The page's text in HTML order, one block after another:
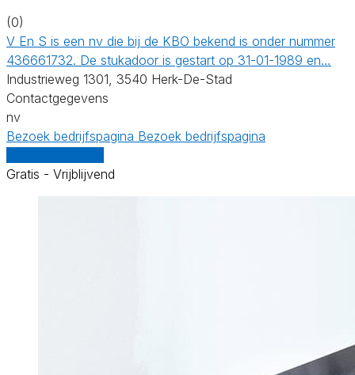
(0)
V En S is een nv die bij de KBO bekend is onder nummer
436661732. De stukadoor is gestart op 31-01-1989 en…
Industrieweg 1301, 3540 Herk-De-Stad
Contactgegevens
nv
Bezoek bedrijfspagina Bezoek bedrijfspagina
Gratis - Vrijblijvend